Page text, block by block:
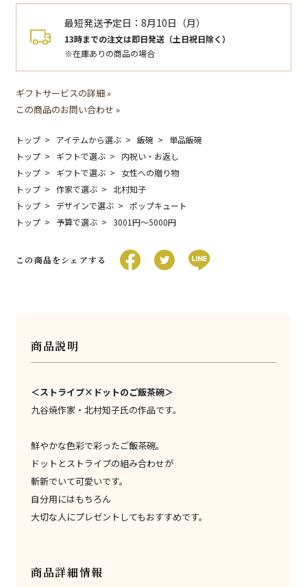
最短発送予定日：8月10日（月）
13時までの注文は即日発送（土日祝日除く）
※在庫ありの商品の場合
ギフトサービスの詳細 »
この商品のお問い合わせ »
トップ アイテムから選ぶ 飯碗
単品飯碗
トップ
ギフトで選ぶ
内祝い・お返し
トップ
ギフトで選ぶ
女性への贈り物
トップ
作家で選ぶ
北村知子
トップ
デザインで選ぶ
ポップキュート
トップ
予算で選ぶ 3001円〜5000円
この商品をシェアする
商品説明
＜ストライプ×ドットのご飯茶碗＞
九谷焼作家・北村知子氏の作品です。
鮮やかな色彩で彩ったご飯茶碗。
ドットとストライプの組み合わせが
斬新でいて可愛いです。
自分用にはもちろん
大切な人にプレゼントしてもおすすめです。
商品詳細情報